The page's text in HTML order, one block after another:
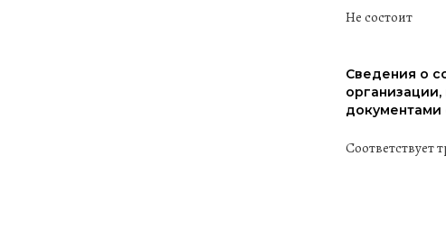
Не состоит
Сведения о
документами
Соответствует